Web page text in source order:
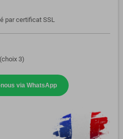
par certificat SSL
3)
via WhatsApp